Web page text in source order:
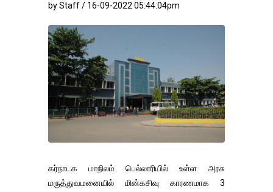
by Staff / 16-09-2022 05:44:04pm
கர்நாடக மாநிலம் பெல்லாரியில் உள்ள அரசு
மருத்துவமனையில் மின்கசிவு காரணமாக 3